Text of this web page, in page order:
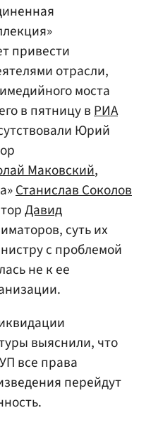
привести
отрасли,
моста
в пятницу вРИА
Юрий
Маковский,
Станислав Соколов
Давид
суть их
с проблемой
не к ее
выяснили, что
все права
перейдут